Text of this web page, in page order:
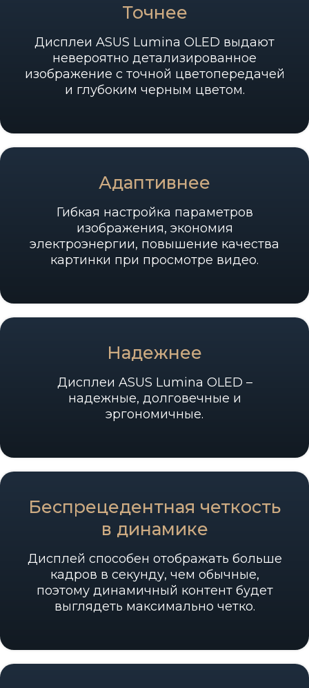
Точнее
Дисплеи ASUS Lumina OLED выдают
невероятно детализированное
изображение с точной цветопередачей
и глубоким черным цветом.
Адаптивнее
Гибкая настройка параметров
изображения, экономия
электроэнергии, повышение качества
картинки при просмотре видео.
Надежнее
Дисплеи ASUS Lumina OLED –
надежные, долговечные и
эргономичные.
Беспрецедент­ная четкость
в динамике
Дисплей способен отображать больше
кадров в секунду, чем обычные,
поэтому динамичный контент будет
выглядеть максимально четко.